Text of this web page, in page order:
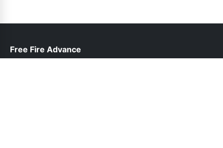
Free Fire Advance